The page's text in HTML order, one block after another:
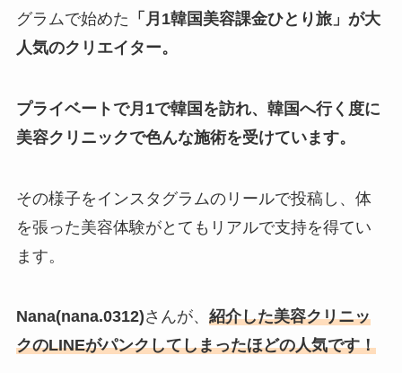
グラムで始めた 「月1韓国美容課金ひとり旅」が大
人気のクリエイター。
プライベートで月1で韓国を訪れ、韓国へ行く度に
美容クリニックで色んな施術を受けています。
その様子をインスタグラムのリールで投稿し、体
を張った美容体験がとてもリアルで支持を得てい
ます。
Nana(nana.0312)さんが、 紹介した美容クリニッ
クのLINEがパンクしてしまったほどの人気です！